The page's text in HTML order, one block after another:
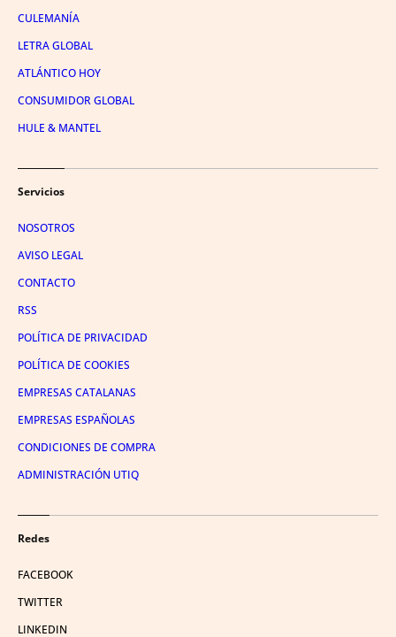
CULEMANÍA
LETRA GLOBAL
ATLÁNTICO HOY
CONSUMIDOR GLOBAL
HULE & MANTEL
Servicios
NOSOTROS
AVISO LEGAL
CONTACTO
RSS
POLÍTICA DE PRIVACIDAD
POLÍTICA DE COOKIES
EMPRESAS CATALANAS
EMPRESAS ESPAÑOLAS
CONDICIONES DE COMPRA
ADMINISTRACIÓN UTIQ
Redes
FACEBOOK
TWITTER
LINKEDIN